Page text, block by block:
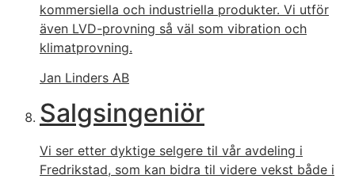
kommersiella och industriella produkter. Vi utför
även LVD-provning så väl som vibration och
klimatprovning.
Jan Linders AB
Salgsingeniör
Vi ser etter dyktige selgere til vår avdeling i
Fredrikstad, som kan bidra til videre vekst både i